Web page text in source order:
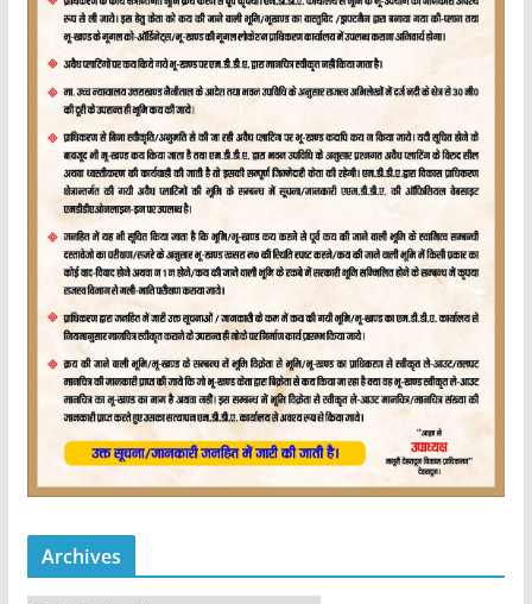
Archives